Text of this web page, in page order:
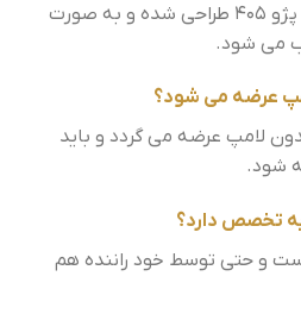
این راهنما مخصوص خودرو پژو 405 طراحی شده و به صورت
می شود.
لامپ عرضه می گردد و باید
شود.
و حتی توسط خود راننده هم